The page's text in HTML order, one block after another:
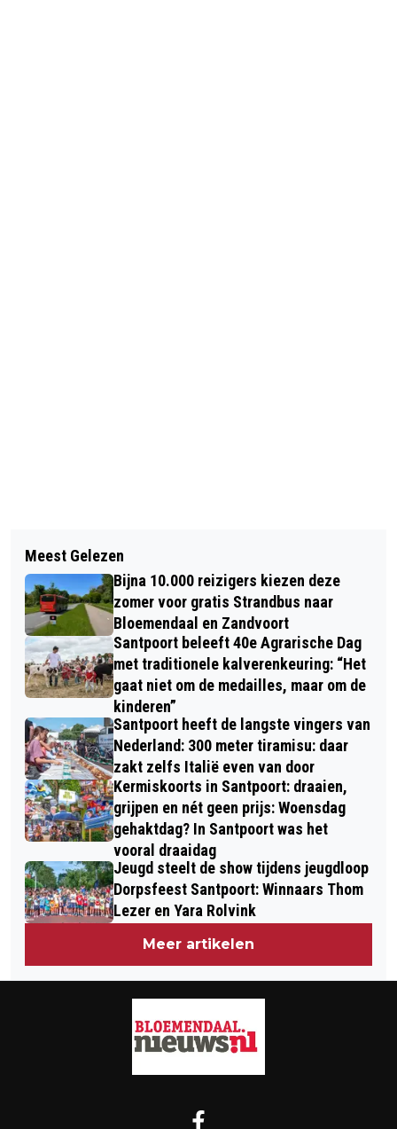
WERKZAAMHEDEN AAN SPOOR
VEROORZAKEN WEINIG OVERLAST
VOOR VERKEER
MILITAIRENWEG, ZEEWEG, BLAD WEG
Meest Gelezen
Bijna 10.000 reizigers kiezen deze
zomer voor gratis Strandbus naar
Bloemendaal en Zandvoort
Santpoort beleeft 40e Agrarische Dag
met traditionele kalverenkeuring: “Het
gaat niet om de medailles, maar om de
kinderen”
Santpoort heeft de langste vingers van
Nederland: 300 meter tiramisu: daar
zakt zelfs Italië even van door
Kermiskoorts in Santpoort: draaien,
grijpen en nét geen prijs: Woensdag
gehaktdag? In Santpoort was het
vooral draaidag
Jeugd steelt de show tijdens jeugdloop
Dorpsfeest Santpoort: Winnaars Thom
Lezer en Yara Rolvink
Meer artikelen